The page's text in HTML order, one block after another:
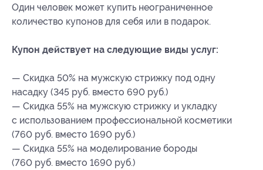
Один человек может купить неограниченное
количество купонов для себя или в подарок.
Купон действует на следующие виды услуг:
— Скидка 50% на мужскую стрижку под одну
насадку (345 руб. вместо 690 руб.)
— Скидка 55% на мужскую стрижку и укладку
с использованием профессиональной косметики
(760 руб. вместо 1690 руб.)
— Скидка 55% на моделирование бороды
(760 руб. вместо 1690 руб.)